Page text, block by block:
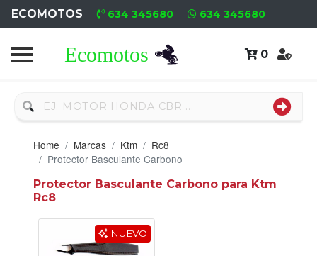
ECOMOTOS 634 345680 634 345680
0
Home
Usado
Neumáticos
Campa
Motores
Nuevos
Home Marcas Ktm
Rc8
Protector Basculante Carbono
Protector Basculante Carbono para Ktm
Rc8
NUEVO